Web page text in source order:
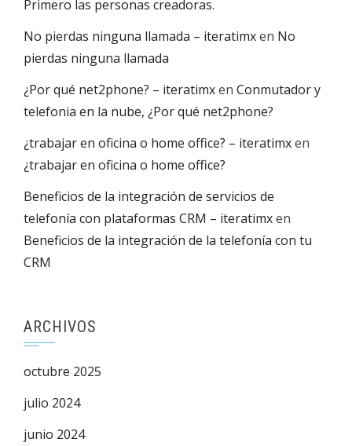
Primero las personas creadoras.
No pierdas ninguna llamada – iteratimxen No
pierdas ninguna llamada
¿Por qué net2phone? – iteratimxen Conmutador y
telefonia en la nube, ¿Por qué net2phone?
¿trabajar en oficina o home office? – iteratimxen
¿trabajar en oficina o home office?
Beneficios de la integración de servicios de
telefonía con plataformas CRM – iteratimxen
Beneficios de la integración de la telefonía con tu
CRM
ARCHIVOS
octubre 2025
julio 2024
junio 2024